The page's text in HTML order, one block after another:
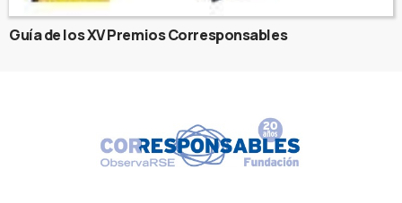
Guía de los XV Premios Corresponsables